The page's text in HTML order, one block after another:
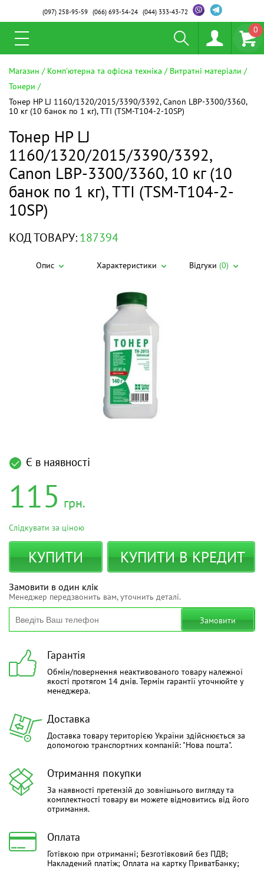
(097)258-95-59 (066)693-54-24 (044)333-43-72
0
Магазин Комп'ютерна та офісна техніка
Витратні матеріали
Тонери
Тонер HP LJ 1160/1320/2015/3390/3392, Canon LBP-3300/3360,
10 кг (10 банок по 1 кг), TTI (TSM-T104-2-10SP)
Тонер HP LJ
1160/1320/2015/3390/3392,
Canon LBP-3300/3360, 10 кг (10
банок по 1 кг), TTI (TSM-T104-2-
10SP)
КОД ТОВАРУ:187394
Опис Характеристики Відгуки(0)
Є в наявності
115 грн.
Слідкувати за ціною
КУПИТИ КУПИТИ В КРЕДИТ
Замовити в один клік
Менеджер передзвонить вам, уточнить деталі.
Замовити
Гарантія
Обмін/повернення неактивованого товару належної
якості протягом 14 днів. Термін гарантії уточнюйте у
менеджера.
Доставка
Доставка товару територією України здійснюється за
допомогою транспортних компаній: "Нова пошта".
Отримання покупки
За наявності претензій до зовнішнього вигляду та
комплектності товару ви можете відмовитись від його
отримання.
Оплата
Готівкою при отриманні; Безготівковий без ПДВ;
Накладений платіж; Оплата на картку ПриватБанку;